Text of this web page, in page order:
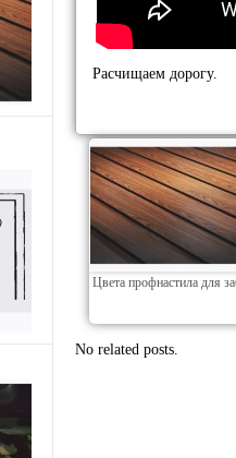
Расчищаем дорогу.
Цвета профнастила для
No related posts.